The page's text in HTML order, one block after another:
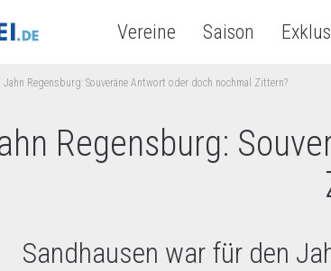
Vereine Saison
Jahn Regensburg: Souveräne Antwort oder doch nochmal Zittern?
Regensburg:
Sandhausen war für den